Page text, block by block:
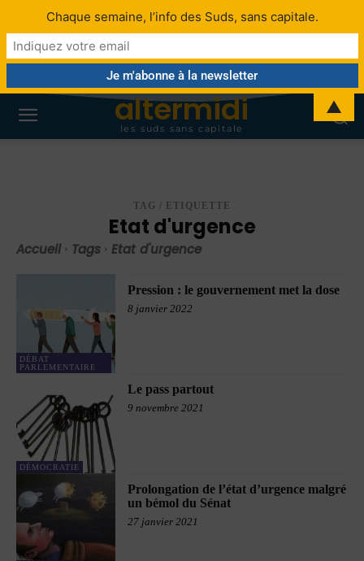
altermidi
les suds sans capitale
TAG / ETIQUETTE
Etat d'urgence
Accueil Tags Etat d'urgence
DÉBAT
PARLEMENTAIRE
Pression : le gouvernement met la dose
8 janvier 2022
DÉMOCRATIE
Le pass partout
9 novembre 2021
Prolongation de l’état d’urgence malgré
un bémol du Sénat
27 janvier 2021
Chaque semaine, l’info des Suds, sans capitale.
▲